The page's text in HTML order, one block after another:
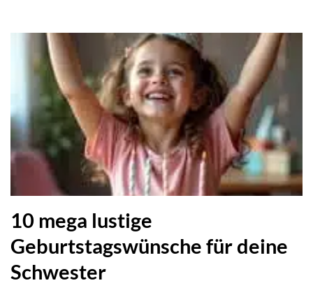
10 mega lustige
Geburtstagswünsche für deine
Schwester